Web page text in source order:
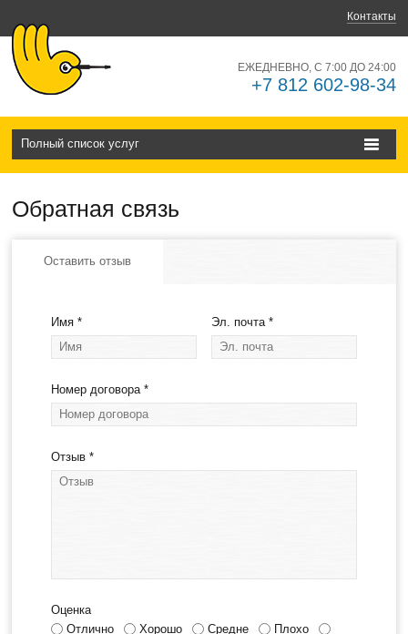
Контакты
ЕЖЕДНЕВНО, С 7:00 ДО 24:00
+7 812 602-98-34
Полный список услуг
Обратная связь
Оставить отзыв
Имя * Эл. почта *
Номер договора *
Отзыв *
Оценка
Отлично
Хорошо Средне
Плохо